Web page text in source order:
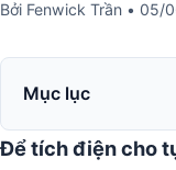
Bởi Fenwick Trần • 05/
Mục lục
Để tích điện cho